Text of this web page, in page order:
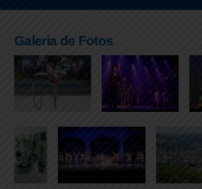
Galeria de Fotos